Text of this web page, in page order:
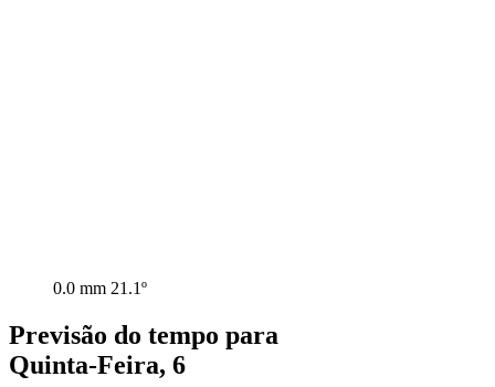
0.0 mm 21.1º
Previsão do tempo para
Quinta-Feira, 6